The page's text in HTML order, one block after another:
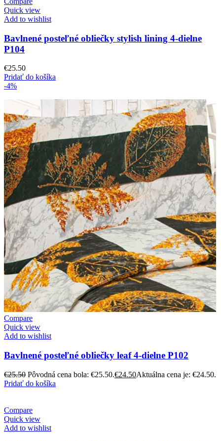
Quick view
Add to wishlist
Bavlnené posteľné obliečky stylish lining 4-dielne
P104
€25.50
Pridať do košíka
-4%
Compare
Quick view
Add to wishlist
Bavlnené posteľné obliečky leaf 4-dielne P102
€25.50 Pôvodná cena bola: €25.50.€24.50Aktuálna cena je: €24.50.
Pridať do košíka
Compare
Quick view
Add to wishlist